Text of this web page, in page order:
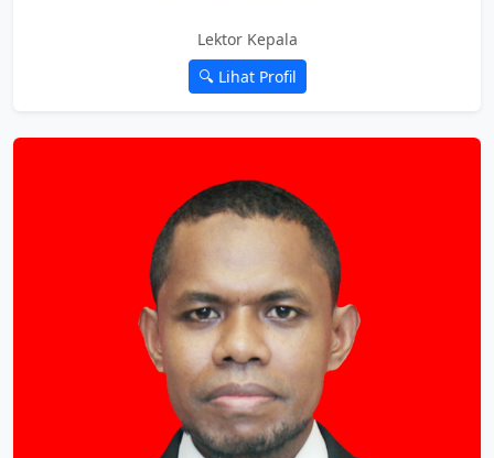
Lektor Kepala
🔍 Lihat Profil